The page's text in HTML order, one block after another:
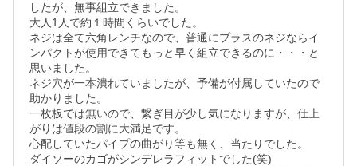
したが、無事組立できました。
大人1人で約１時間くらいでした。
ネジは全て六角レンチなので、普通にプラスのネジならイ
ンパクトが使用できてもっと早く組立できるのに・・・と
思いました。
ネジ穴が一本潰れていましたが、予備が付属していたので
助かりました。
一枚板では無いので、繋ぎ目が少し気になりますが、仕上
がりは値段の割に大満足です。
心配していたパイプの曲がり等も無く、当たりでした。
ダイソーのカゴがシンデレラフィットでした(笑)